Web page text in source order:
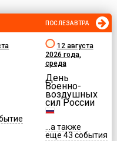
ПОСЛЕЗАВТРА
12 августа
2026 года,
среда
День
Военно-
воздушных
сил России
...а также
еще 43 события